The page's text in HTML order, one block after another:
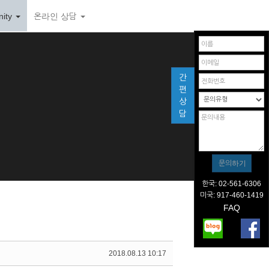
온라인 상담
2018.08.13 10:17
간
편
상
담
한국: 02-561-6306
미국: 917-460-1419
FAQ